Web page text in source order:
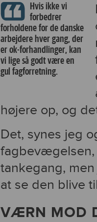
Hvis ikke vi
forbedrer
forholdene for de danske
arbejdere hver gang, der
er ok-forhandlinger, kan
vi lige så godt være en
gul fagforretning.
højere op, og
Det, synes jeg
tankegang,
at se den blive
VÆRN MOD